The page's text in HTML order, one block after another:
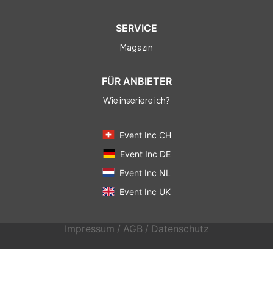
SERVICE
Magazin
FÜR ANBIETER
Wie inseriere ich?
Event Inc CH
Event Inc DE
Event Inc NL
Event Inc UK
Impressum / AGB / Datenschutz